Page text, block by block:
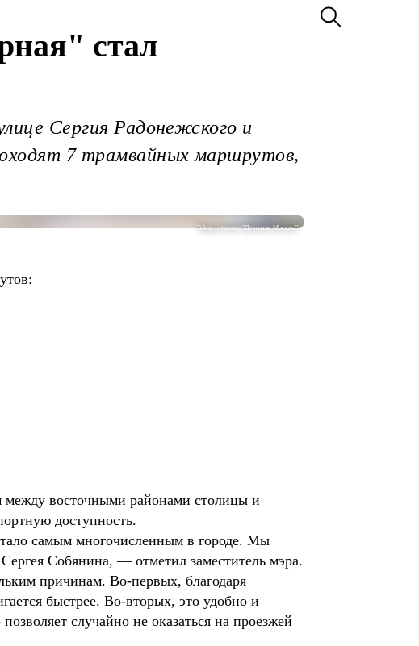
стал
Сергия Радонежского и
7 трамвайных маршрутов,
Telegram-канал "Дептранс Москвы"
восточными районами столицы и
доступность.
самым многочисленным в городе. Мы
Собянина, — отметил заместитель мэра.
причинам. Во-первых, благодаря
быстрее. Во-вторых, это удобно и
случайно не оказаться на проезжей